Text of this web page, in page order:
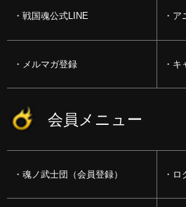
戦国魂公式LINE ア
メルマガ登録 キ
会員メニュー
魂ノ武士団（会員登録） ロ